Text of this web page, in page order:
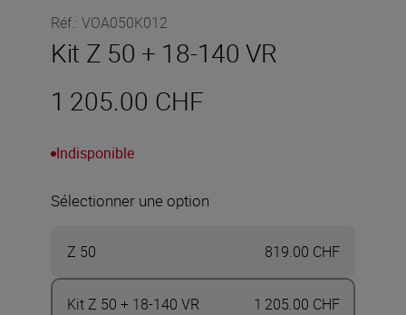
Réf.: VOA050K012
Kit Z 50 + 18-140 VR
1 205.00 CHF
Indisponible
Sélectionner une option
Z 50 819.00 CHF
Kit Z 50 + 18-140 VR 1 205.00 CHF